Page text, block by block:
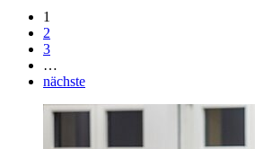
1
2
3
…
nächste